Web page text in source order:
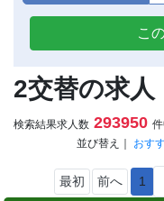
こ
2交替の求人
検索結果求人数 293950
並び替え｜ おす
最初 前へ 1